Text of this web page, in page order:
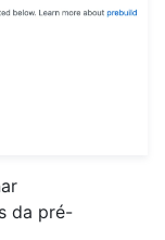
da pré-